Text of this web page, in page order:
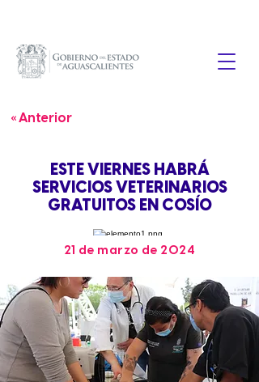
« Anterior
ESTE VIERNES HABRÁ
SERVICIOS VETERINARIOS
GRATUITOS EN COSÍO
21 de marzo de 2024